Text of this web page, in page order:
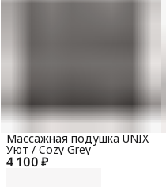
4 100 ₽
Массажная подушка UNIX
Уют / Cozy Grey